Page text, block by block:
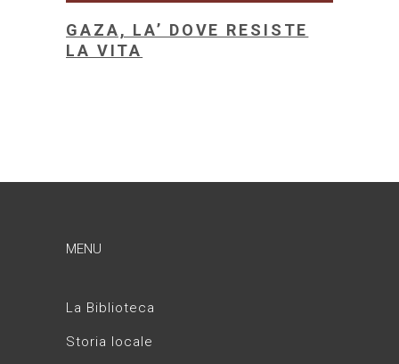
GAZA, LA’ DOVE RESISTE
LA VITA
MENU
La Biblioteca
Storia locale